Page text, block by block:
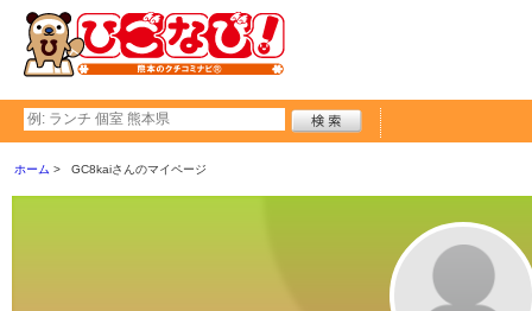
ホーム GC8kaiさんのマイページ